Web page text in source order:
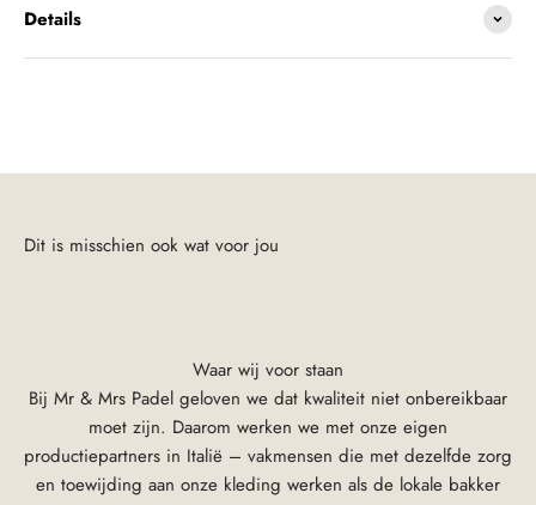
Details
Waar wij voor staan
Bij Mr & Mrs Padel geloven we dat kwaliteit niet onbereikbaar
moet zijn. Daarom werken we met onze eigen
productiepartners in Italië – vakmensen die met dezelfde zorg
en toewijding aan onze kleding werken als de lokale bakker